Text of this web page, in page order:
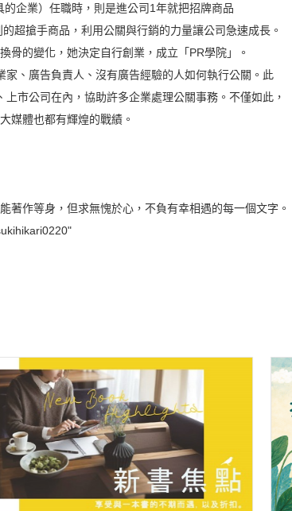
企業）任職時，則是進公司1年就把招牌商品
超搶手商品，利用公關與行銷的力量讓公司急速成長。
骨的變化，她決定自行創業，成立「PR學院」。
、廣告負責人、沒有廣告經驗的人如何執行公關。此
市公司在內，協助許多企業處理公關事務。不僅如此，
媒體也都有輝煌的戰績。
著作等身，但求無愧於心，不負有幸相遇的每一個文字。